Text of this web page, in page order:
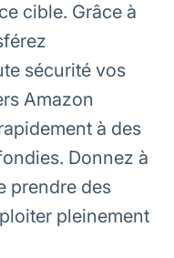
cible. Grâce à
sécurité vos
Amazon
à des
Donnez à
prendre des
pleinement